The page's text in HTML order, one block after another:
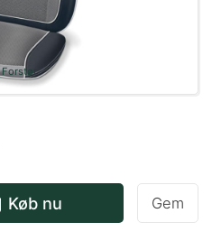
Forstør
Køb nu Gem